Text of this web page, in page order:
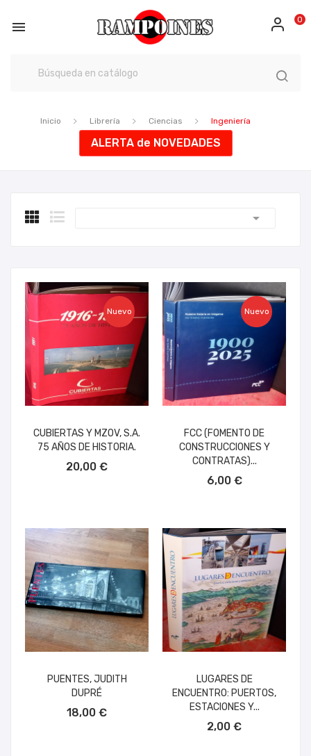
 0
Inicio Librería Ciencias Ingeniería
ALERTA de NOVEDADES

Nuevo
CUBIERTAS Y MZOV, S.A.
75 AÑOS DE HISTORIA.
20,00 €
Nuevo
FCC (FOMENTO DE
CONSTRUCCIONES Y
CONTRATAS)...
6,00 €
PUENTES, JUDITH
DUPRÉ
18,00 €
LUGARES DE
ENCUENTRO: PUERTOS,
ESTACIONES Y...
2,00 €